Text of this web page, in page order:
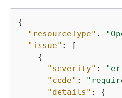
{
"resourceType" :
"issue" : [
{
"severity" :
"code" :
"details" : {